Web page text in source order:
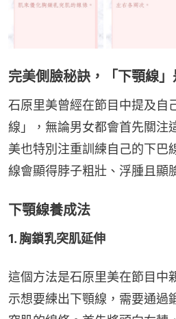
完美側臉秘訣，「下顎線
石原里美曾經在節目中提及自
線」，無論男女都會首先關注
美也特別注重訓練自己的下巴
線會顯得脖子粗壯、浮腫且顯
下顎線養成法
1. 胸鎖乳突肌延伸
這個方法是石原里美在節目中
示想要練出下顎線，需要通過